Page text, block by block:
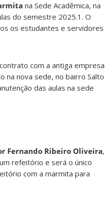
na Sede Acadêmica, na
do semestre 2025.1. O
os estudantes e servidores
com a antiga empresa
na nova sede, no bairro Salto
das aulas na sede
Fernando Ribeiro Oliveira,
refeitório e será o único
com a marmita para